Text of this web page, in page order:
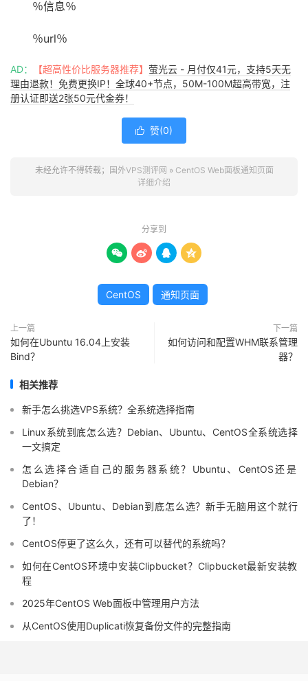
％信息％
％url％
AD： 【超高性价比服务器推荐】 萤光云 - 月付仅41元，支持5天无
理由退款！免费更换IP！全球40+节点，50M-100M超高带宽，注
册认证即送2张50元代金券！
 赞(0)
未经允许不得转载； 国外VPS测评网 » CentOS Web面板通知页面
详细介绍
分享到
   
CentOS 通知页面
上一篇
如何在Ubuntu 16.04上安装
Bind？
下一篇
如何访问和配置WHM联系管理
器？
相关推荐
新手怎么挑选VPS系统？全系统选择指南
Linux系统到底怎么选？Debian、Ubuntu、CentOS全系统选择
一文搞定
怎么选择合适自己的服务器系统？Ubuntu、CentOS还是
Debian？
CentOS、Ubuntu、Debian到底怎么选？新手无脑用这个就行
了！
CentOS停更了这么久，还有可以替代的系统吗？
如何在CentOS环境中安装Clipbucket？Clipbucket最新安装教
程
2025年CentOS Web面板中管理用户方法
从CentOS使用Duplicati恢复备份文件的完整指南